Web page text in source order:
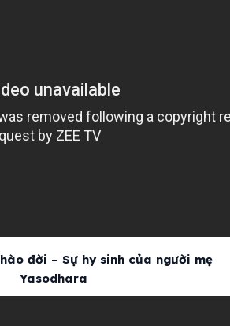
đời – Sự hy sinh của người mẹ
Yasodhara